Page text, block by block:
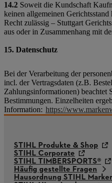
14.2 Soweit die Kundschaft
keinen allgemeinen
Recht zulässig – Stuttgart
aus oder in Zusammenhang mit
15. Datenschutz
Bei der Verarbeitung der
incl. der Vertragsdaten (z.B.
Zahlungsinformationen) beachtet
Bestimmungen. Einzelheiten
Information: https://
STIHL Produkte & Shop
STIHL Corporate
STIHL TIMBERSPORTS®
Häufig gestellte Fragen
Hausordnung STIHL